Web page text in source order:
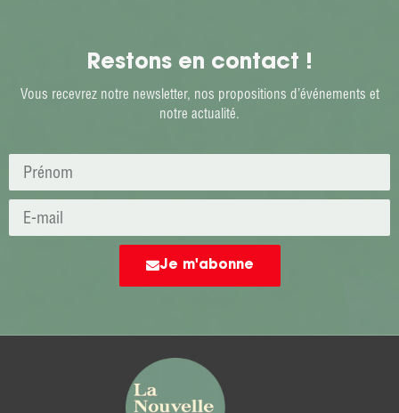
Restons en contact !
Vous recevrez notre newsletter, nos propositions d’événements et
notre actualité.
Je m'abonne